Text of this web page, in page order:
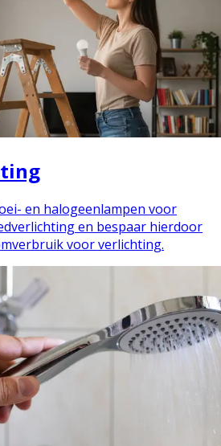
en halogeenlampen voor
en bespaar hierdoor
voor verlichting.